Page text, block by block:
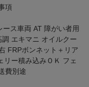
項
ス車両 AT 障がい者用
エキマニ オイルクー
FRPボンネット＋リア
リー積み込みＯＫ フェ
費別途